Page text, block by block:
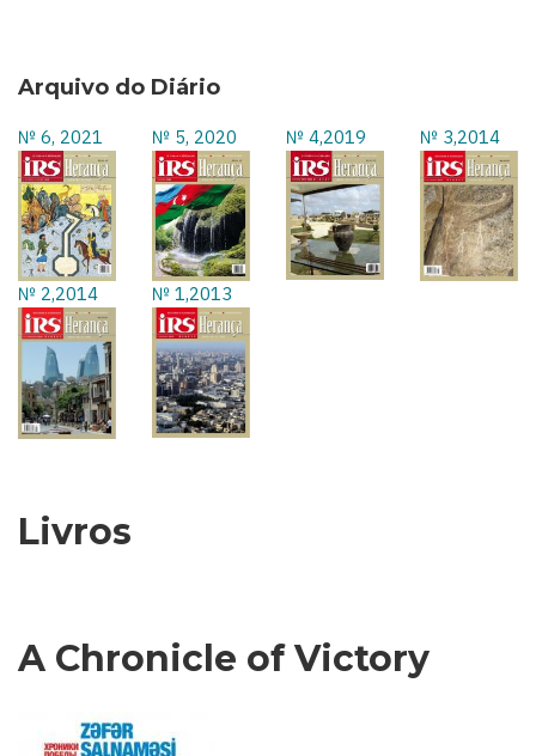
Arquivo do Diário
№ 6, 2021 № 5, 2020 № 4,2019 № 3,2014
№ 2,2014 № 1,2013
Livros
A Chronicle of Victory